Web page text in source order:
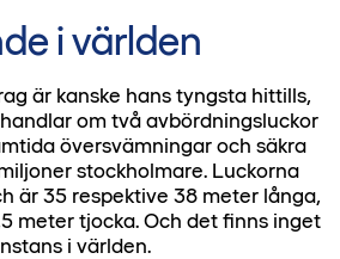
i världen
är kanske hans tyngsta hittills,
om två avbördningsluckor
översvämningar och säkra
stockholmare. Luckorna
är 35 respektive 38 meter långa,
meter tjocka. Och det finns inget
i världen.